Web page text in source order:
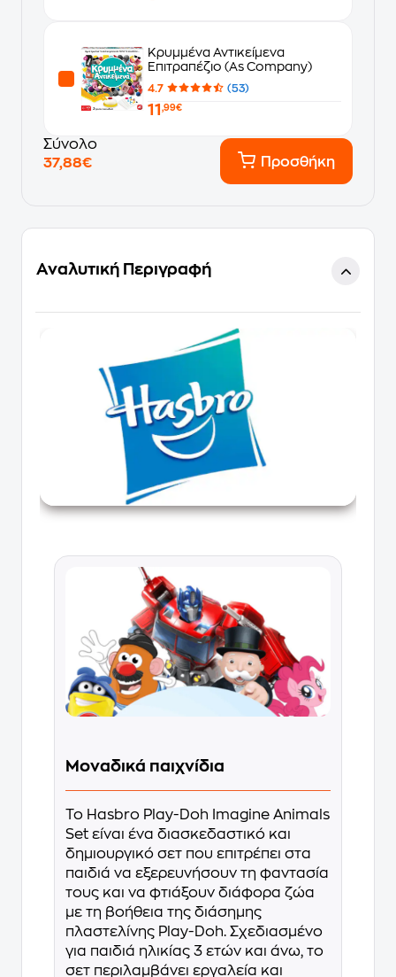
Κρυμμένα Αντικείμενα
Επιτραπέζιο (As Company)
4.7 (53)
11 ,99€
Σύνολο
37,88€
Προσθήκη
Αναλυτική Περιγραφή
Μοναδικά παιχνίδια
Το Hasbro Play-Doh Imagine Animals
Set είναι ένα διασκεδαστικό και
δημιουργικό σετ που επιτρέπει στα
παιδιά να εξερευνήσουν τη φαντασία
τους και να φτιάξουν διάφορα ζώα
με τη βοήθεια της διάσημης
πλαστελίνης Play-Doh. Σχεδιασμένο
για παιδιά ηλικίας 3 ετών και άνω, το
σετ περιλαμβάνει εργαλεία και